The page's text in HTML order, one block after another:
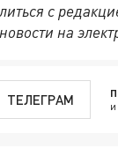
с
на
ТЕЛЕГРАМ